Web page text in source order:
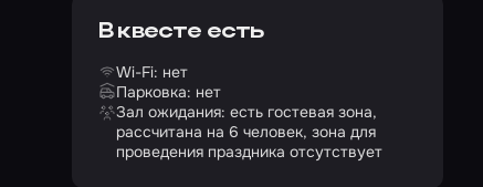
В квесте есть
Wi-Fi: нет
Парковка: нет
Зал ожидания: есть гостевая зона,
рассчитана на 6 человек, зона для
проведения праздника отсутствует